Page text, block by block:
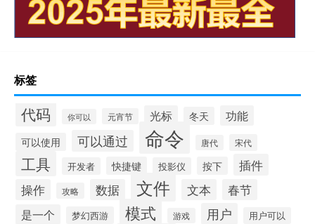
标签
代码 你可以 元宵节 光标 冬天 功能
可以使用 可以通过 命令 唐代 宋代
工具 开发者 快捷键 投影仪 按下 插件
操作 攻略 数据 文件 文本 春节
是一个 梦幻西游 模式 游戏 用户 用户可以